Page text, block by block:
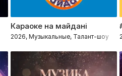
Караоке на майдані
2026, Музыкальные, Талант-шоу